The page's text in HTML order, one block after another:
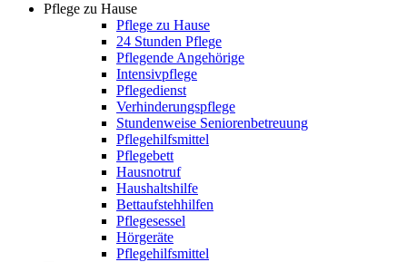
Pflege zu Hause
Pflege zu Hause
24 Stunden Pflege
Pflegende Angehörige
Intensivpflege
Pflegedienst
Verhinderungspflege
Stundenweise Seniorenbetreuung
Pflegehilfsmittel
Pflegebett
Hausnotruf
Haushaltshilfe
Bettaufstehhilfen
Pflegesessel
Hörgeräte
Pflegehilfsmittel